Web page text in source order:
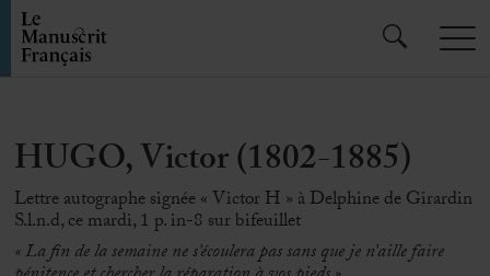
HUGO, Victor (1802-1885)
Lettre autographe signée « Victor H » à Delphine de Girardin
S.l.n.d, ce mardi, 1 p. in-8 sur bifeuillet
« La fin de la semaine ne s’écoulera pas sans que je n’aille faire